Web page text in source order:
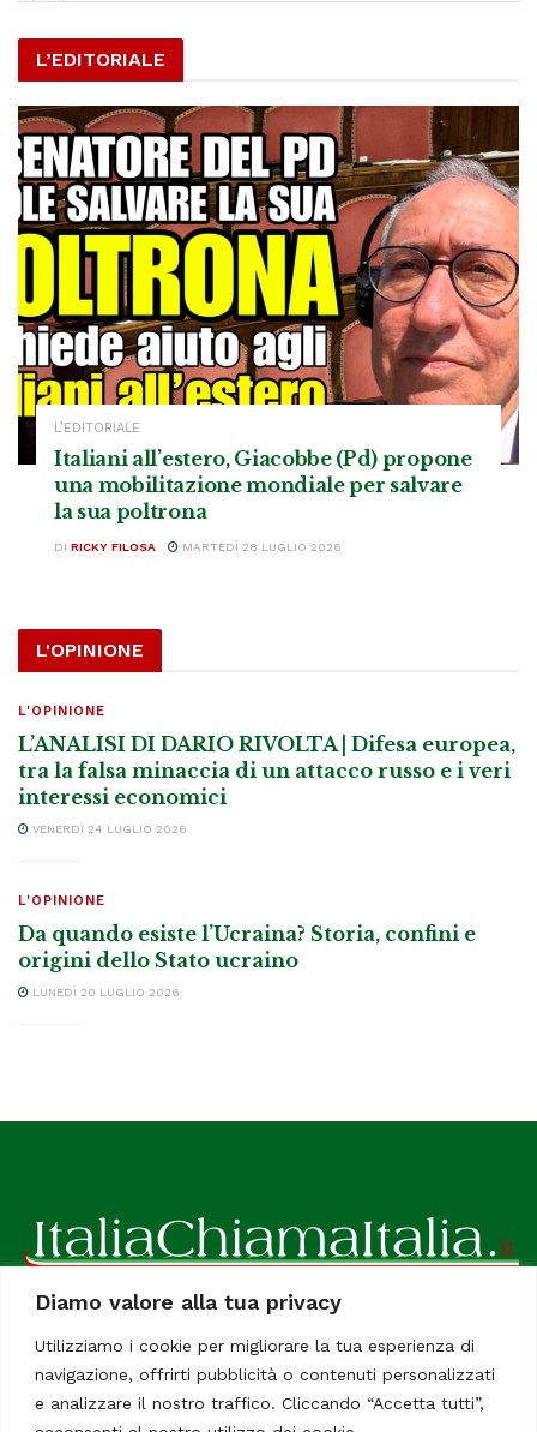
Diamo valore alla tua privacy
Utilizziamo i cookie per migliorare la tua esperienza di
navigazione, offrirti pubblicità o contenuti personalizzati
e analizzare il nostro traffico. Cliccando “Accetta tutti”,
L’EDITORIALE
L’EDITORIALE
Italiani all’estero, Giacobbe (Pd) propone
una mobilitazione mondiale per salvare
la sua poltrona
DI RICKY FILOSA MARTEDÌ 28 LUGLIO 2026
L'OPINIONE
L'OPINIONE
L’ANALISI DI DARIO RIVOLTA | Difesa europea,
tra la falsa minaccia di un attacco russo e i veri
interessi economici
VENERDÌ 24 LUGLIO 2026
L'OPINIONE
Da quando esiste l’Ucraina? Storia, confini e
origini dello Stato ucraino
LUNEDÌ 20 LUGLIO 2026
ItaliaChiamaItalia, il TUO quotidiano online preferito.
Dedicato in particolare a tutti gli italiani residenti all'estero.
Tutti i diritti sono riservati. Quotidiano online indipendente